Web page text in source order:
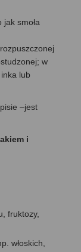
jak smoła
w
lub
–jest
i
fruktozy,
włoskich,